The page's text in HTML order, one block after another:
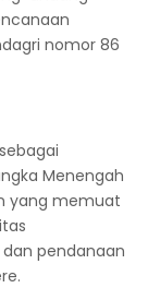
nomor 86
Menengah
yang memuat
pendanaan